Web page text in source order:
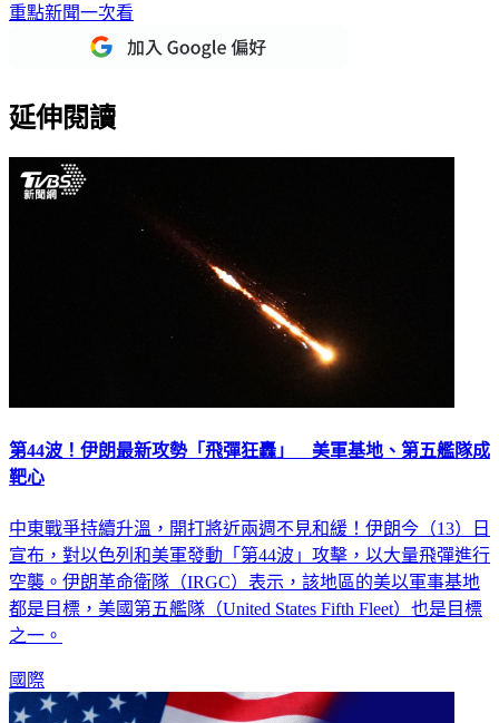
重點新聞一次看
延伸閱讀
第44波！伊朗最新攻勢「飛彈狂轟」 美軍基地、第五艦隊成
靶心
中東戰爭持續升溫，開打將近兩週不見和緩！伊朗今（13）日
宣布，對以色列和美軍發動「第44波」攻擊，以大量飛彈進行
空襲。伊朗革命衛隊（IRGC）表示，該地區的美以軍事基地
都是目標，美國第五艦隊（United States Fifth Fleet）也是目標
之一。
國際